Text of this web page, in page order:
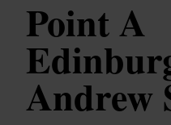
Point A
Andrew